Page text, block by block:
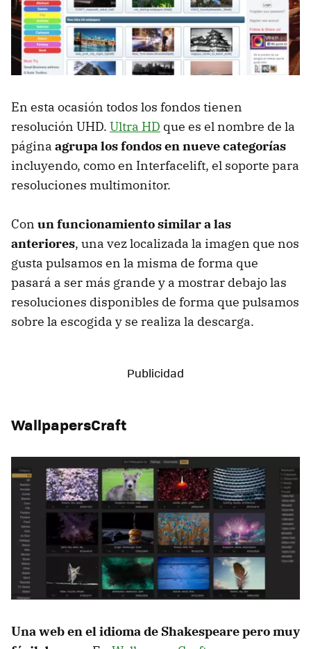
En esta ocasión todos los fondos tienen
resolución UHD. Ultra HD que es el nombre de la
página agrupa los fondos en nueve categorías
incluyendo, como en Interfacelift, el soporte para
resoluciones multimonitor.
Con un funcionamiento similar a las
anteriores, una vez localizada la imagen que nos
gusta pulsamos en la misma de forma que
pasará a ser más grande y a mostrar debajo las
resoluciones disponibles de forma que pulsamos
sobre la escogida y se realiza la descarga.
WallpapersCraft
Una web en el idioma de Shakespeare pero muy